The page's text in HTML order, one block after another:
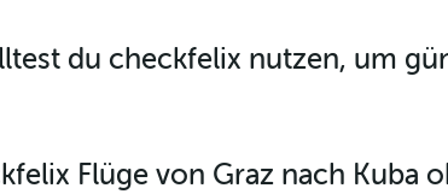
du checkfelix nutzen, um
Flüge von Graz nach Kuba